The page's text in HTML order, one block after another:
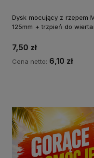
Dysk mocujący z rzepem
125mm + trzpień do
7,50 zł
Cena netto: 6,10 zł